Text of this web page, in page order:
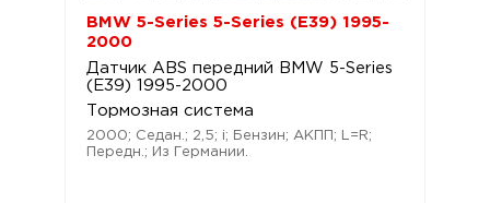
BMW 5-Series 5-Series (E39) 1995-
2000
Датчик ABS передний BMW 5-Series
(E39) 1995-2000
Тормозная система
2000; Седан.; 2,5; i; Бензин; АКПП; L=R;
Передн.; Из Германии.